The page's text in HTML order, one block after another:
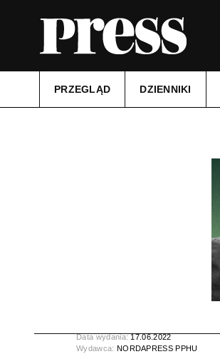
PRZEGLĄD DZIENNIKI
Data wydania:17.06.2022
Wydawca: NORDAPRESS PPHU